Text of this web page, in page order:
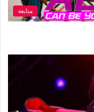
متابعة